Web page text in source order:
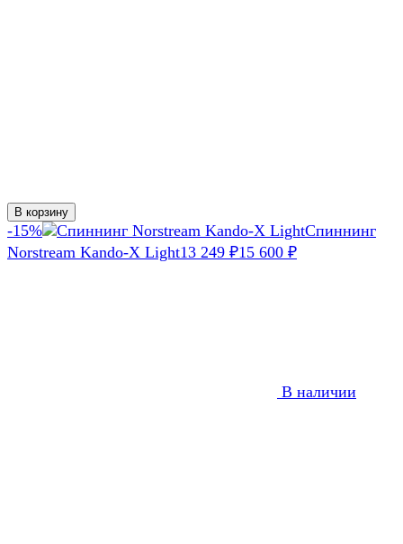
В корзину
-15%
Спиннинг
Norstream Kando-X Light13 249 ₽15 600 ₽
В наличии